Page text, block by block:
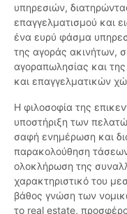
υπηρεσιών,
επαγγελματισμού και
ένα ευρύ φάσμα
της αγοράς ακινήτων,
αγοραπωλησίας και
και επαγγελματικών
Η φιλοσοφία της
υποστήριξη των
σαφή ενημέρωση και
παρακολούθηση
ολοκλήρωση της
χαρακτηριστικό του
βάθος γνώση των
το real estate,